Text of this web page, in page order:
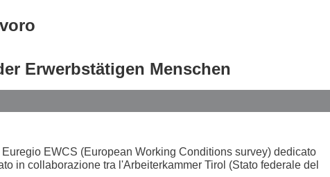
Erwerbstätigen Menschen
EWCS (European Working Conditions survey) dedicato
in collaborazione tra l'Arbeiterkammer Tirol (Stato federale del